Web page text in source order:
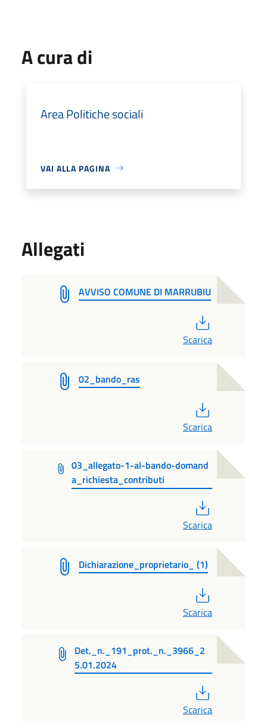
A cura di
Area Politiche sociali
VAI ALLA PAGINA
Allegati
AVVISO COMUNE DI MARRUBIU
Scarica
02_bando_ras
Scarica
03_allegato-1-al-bando-domand
a_richiesta_contributi
Scarica
Dichiarazione_proprietario_ (1)
Scarica
Det._n._191_prot._n._3966_2
5.01.2024
Scarica